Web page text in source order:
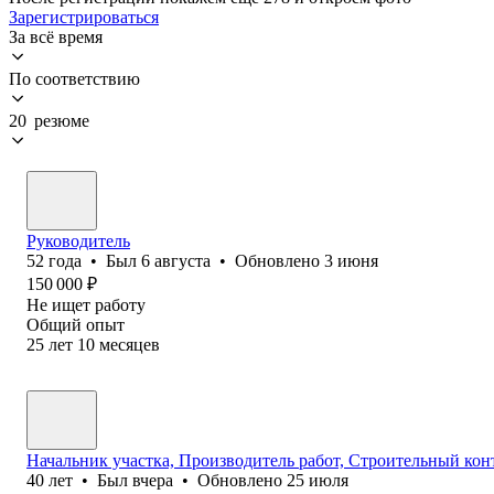
Зарегистрироваться
За всё время
По соответствию
20 резюме
Руководитель
52 года • Был 6 августа • Обновлено 3 июня
150 000 ₽
Не ищет работу
Общий опыт
25 лет 10 месяцев
Начальник участка, Производитель работ, Строительный
40 лет • Был вчера • Обновлено 25 июля